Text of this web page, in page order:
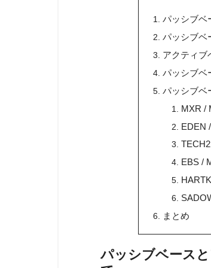
パッシブベ
パッシブベ
アクティブ
パッシブベ
パッシブベ
MXR /
EDEN
EBS /
まとめ
パッシブベース